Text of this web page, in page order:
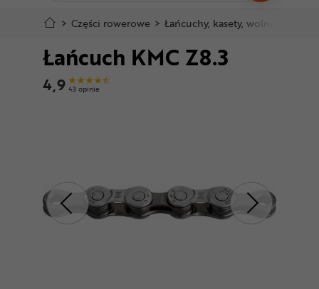
Szczegółowe informacje
Stopka
Odzież
Kaski
Buty
Nowości
Superoferta
> Części rowerowe > Łańcuchy, kasety, wolnobiegi
Łańcuch KMC Z8.3
4,9 43 opinie